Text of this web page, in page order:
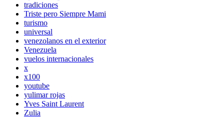
tradiciones
Triste pero Siempre Mami
turismo
universal
venezolanos en el exterior
Venezuela
vuelos internacionales
x
x100
youtube
yulimar rojas
Yves Saint Laurent
Zulia